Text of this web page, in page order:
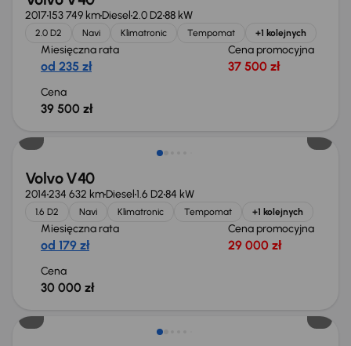
2017153 749 kmDiesel2.0 D288 kW
2.0 D2 Navi Klimatronic Tempomat +1 kolejnych
Miesięczna rata
od 235 zł
Cena promocyjna
37 500 zł
Cena
39 500 zł
Volvo V40
2014234 632 kmDiesel1.6 D284 kW
1.6 D2 Navi Klimatronic Tempomat +1 kolejnych
Miesięczna rata
od 179 zł
Cena promocyjna
29 000 zł
Cena
30 000 zł